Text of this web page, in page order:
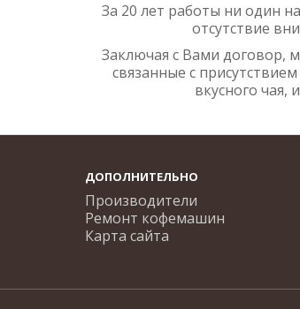
За 20 лет работы ни один
отсутствие
Заключая с Вами договор,
связанные с
вкусного
ДОПОЛНИТЕЛЬНО
Производители
Ремонт кофемашин
Карта сайта